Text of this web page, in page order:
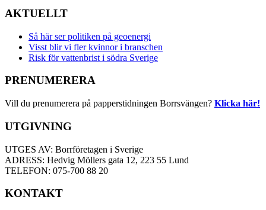
AKTUELLT
Så här ser politiken på geoenergi
Visst blir vi fler kvinnor i branschen
Risk för vattenbrist i södra Sverige
PRENUMERERA
Vill du prenumerera på papperstidningen Borrsvängen? Klicka här!
UTGIVNING
UTGES AV: Borrföretagen i Sverige
ADRESS: Hedvig Möllers gata 12, 223 55 Lund
TELEFON: 075-700 88 20
KONTAKT